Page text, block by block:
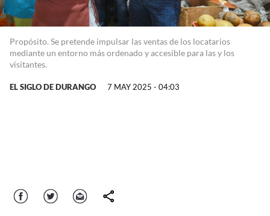
Propósito. Se pretende impulsar las ventas de los locatarios
mediante un entorno más ordenado y accesible para las y los
visitantes.
EL SIGLO DE DURANGO 7 MAY 2025 - 04:03
Facebook Twitter Correo comparte